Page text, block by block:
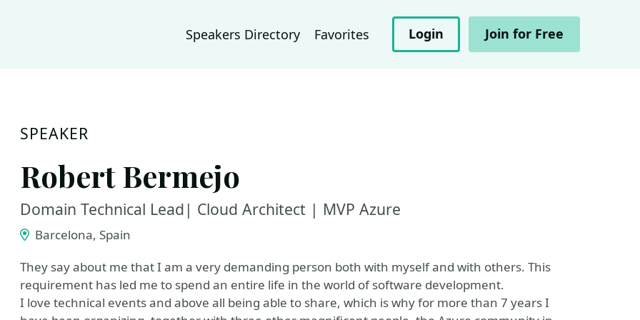
Speakers Directory Favorites Login Join for Free
SPEAKER
Robert Bermejo
Domain Technical Lead| Cloud Architect | MVP Azure
Barcelona, Spain
They say about me that I am a very demanding person both with myself and with others. This
requirement has led me to spend an entire life in the world of software development.
I love technical events and above all being able to share, which is why for more than 7 years I